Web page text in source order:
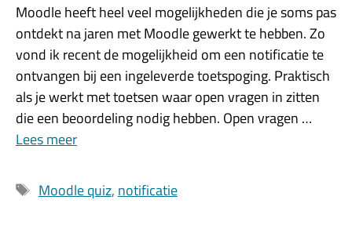
Moodle heeft heel veel mogelijkheden die je soms pas
ontdekt na jaren met Moodle gewerkt te hebben. Zo
vond ik recent de mogelijkheid om een notificatie te
ontvangen bij een ingeleverde toetspoging. Praktisch
als je werkt met toetsen waar open vragen in zitten
die een beoordeling nodig hebben. Open vragen …
Lees meer
Tags
Moodle quiz, notificatie